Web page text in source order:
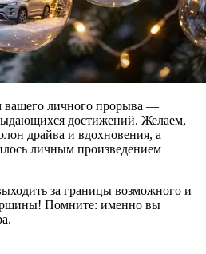
вашего личного прорыва —
достижений. Желаем,
драйва и вдохновения, а
личным произведением
за границы возможного и
Помните: именно вы